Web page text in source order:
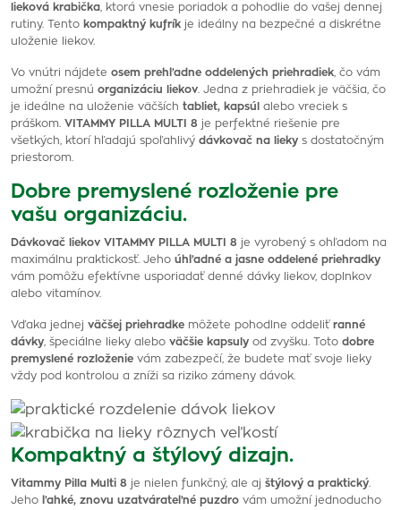
lieková krabička , ktorá vnesie poriadok a pohodlie do vašej dennej
rutiny. Tento kompaktný kufrík je ideálny na bezpečné a diskrétne
uloženie liekov.
Vo vnútri nájdete osem prehľadne oddelených priehradiek , čo vám
umožní presnú organizáciu liekov . Jedna z priehradiek je väčšia, čo
je ideálne na uloženie väčších tabliet, kapsúl
alebo vreciek s
práškom. VITAMMY PILLA MULTI 8 je perfektné riešenie pre
všetkých, ktorí hľadajú spoľahlivý dávkovač na lieky s dostatočným
priestorom.
Dobre premyslené rozloženie pre
vašu organizáciu.
Dávkovač liekov VITAMMY PILLA MULTI 8 je vyrobený s ohľadom na
maximálnu praktickosť. Jeho úhľadné a jasne oddelené priehradky
vám pomôžu efektívne usporiadať denné dávky liekov, doplnkov
alebo vitamínov.
Vďaka jednej väčšej priehradke môžete pohodlne oddeliť ranné
dávky , špeciálne lieky alebo väčšie kapsuly od zvyšku. Toto dobre
premyslené rozloženie vám zabezpečí, že budete mať svoje lieky
vždy pod kontrolou a zníži sa riziko zámeny dávok.
Kompaktný a štýlový dizajn.
Vitammy Pilla Multi 8 je nielen funkčný, ale aj štýlový a praktický
Jeho ľahké, znovu uzatvárateľné puzdro vám umožní jednoducho